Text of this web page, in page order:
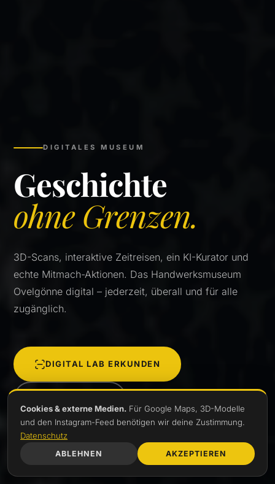
DIGITALES MUSEUM
Geschichte
ohne Grenzen.
3D-Scans, interaktive Zeitreisen, ein KI-Kurator und
echte Mitmach-Aktionen. Das Handwerksmuseum
Ovelgönne digital – jederzeit, überall und für alle
zugänglich.
DIGITAL LAB ERKUNDEN
SCROLL
Cookies & externe Medien. Für Google Maps, 3D-Modelle
und den Instagram-Feed benötigen wir deine Zustimmung.
Datenschutz
ABLEHNEN AKZEPTIEREN